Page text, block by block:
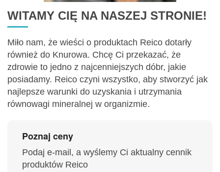
WITAMY CIĘ NA NASZEJ STRONIE!
Miło nam, że wieści o produktach Reico dotarły
również do Knurowa. Chcę Ci przekazać, że
zdrowie to jedno z najcenniejszych dóbr, jakie
posiadamy. Reico czyni wszystko, aby stworzyć jak
najlepsze warunki do uzyskania i utrzymania
równowagi mineralnej w organizmie.
Poznaj ceny
Podaj e-mail, a wyślemy Ci aktualny cennik
produktów Reico